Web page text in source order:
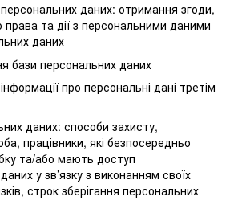
даних: отримання згоди,
права та дії з персональними даними
даних
бази персональних даних
про персональні дані третім
даних: способи захисту,
працівники, які безпосередньо
та/або мають доступ
у зв’язку з виконанням своїх
строк зберігання персональних